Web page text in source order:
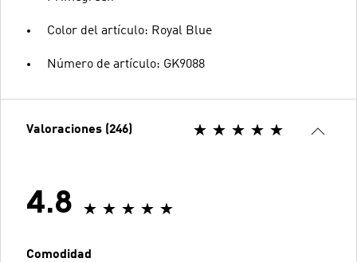
Color del artículo: Royal Blue
Número de artículo: GK9088
Valoraciones (246)
4.8
Comodidad